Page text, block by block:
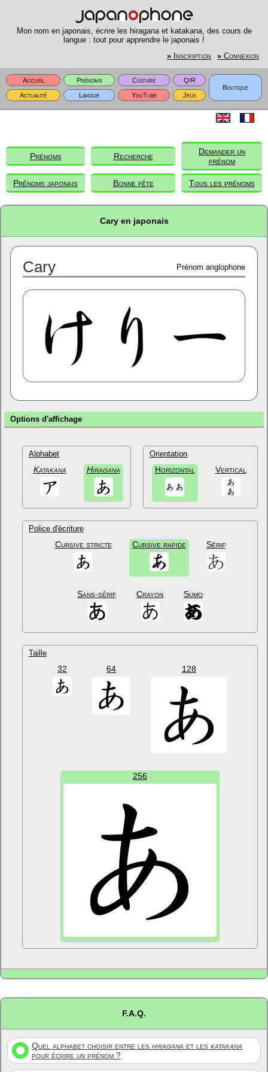
Mon nom en japonais, écrire les hiragana et katakana, des cours de
langue : tout pour apprendre le japonais !
» Inscription » Connexion
Accueil Prénoms Culture
Q/R
Boutique
Actualité
Langue YouTube Jeux
Prénoms Recherche
Demander un
prénom
Prénoms japonais Bonne fête Tous les prénoms
Cary en japonais
Cary Prénom anglophone
Options d'affichage
Alphabet
Katakana Hiragana
Orientation
Horizontal Vertical
Police d'écriture
Cursive stricte Cursive rapide Sérif
Sans-sérif Crayon Sumo
Taille
32 64 128
256
F.A.Q.
Quel alphabet choisir entre les hiragana et les katakana
pour écrire un prénom ?